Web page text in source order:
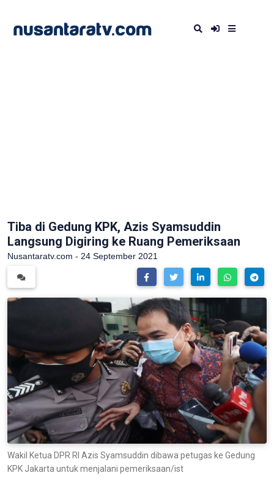
Tiba di Gedung KPK, Azis Syamsuddin
Langsung Digiring ke Ruang Pemeriksaan
Nusantaratv.com - 24 September 2021
Wakil Ketua DPR RI Azis Syamsuddin dibawa petugas ke Gedung
KPK Jakarta untuk menjalani pemeriksaan/ist